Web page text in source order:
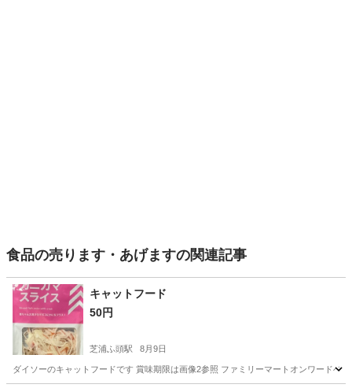
食品の売ります・あげますの関連記事
キャットフード
50円
芝浦ふ頭駅 8月9日
ダイソーのキャットフードです 賞味期限は画像2参照 ファミリーマートオンワードベ